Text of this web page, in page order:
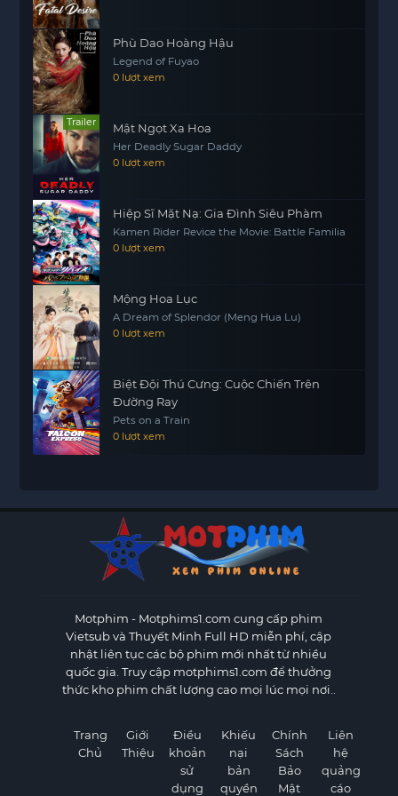
Phù Dao Hoàng Hậu
Legend of Fuyao
0 lượt xem
Trailer Mật Ngọt Xa Hoa
Her Deadly Sugar Daddy
0 lượt xem
Hiệp Sĩ Mặt Nạ: Gia Đình Siêu Phàm
Kamen Rider Revice the Movie: Battle Familia
0 lượt xem
Mộng Hoa Lục
A Dream of Splendor (Meng Hua Lu)
0 lượt xem
Biệt Đội Thú Cưng: Cuộc Chiến Trên
Đường Ray
Pets on a Train
0 lượt xem
Motphim - Motphims1.com cung cấp phim
Vietsub và Thuyết Minh Full HD miễn phí, cập
nhật liên tục các bộ phim mới nhất từ nhiều
quốc gia. Truy cập motphims1.com để thưởng
thức kho phim chất lượng cao mọi lúc mọi nơi..
Trang
Chủ
Giới
Thiệu
Điều
khoản
sử
dụng
Khiếu
nại
bản
quyền
Chính
Sách
Bảo
Mật
Liên
hệ
quảng
cáo